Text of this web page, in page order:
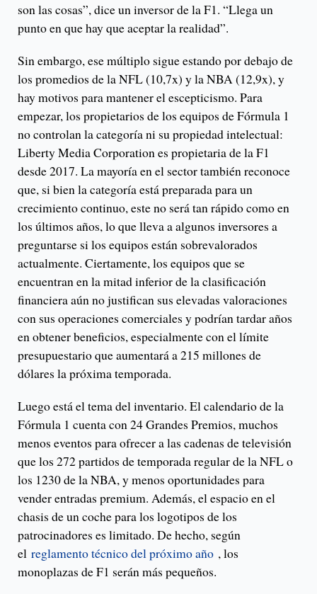
son las cosas”, dice un inversor de la F1. “Llega un
punto en que hay que aceptar la realidad”.
Sin embargo, ese múltiplo sigue estando por debajo de
los promedios de la NFL (10,7x) y la NBA (12,9x), y
hay motivos para mantener el escepticismo. Para
empezar, los propietarios de los equipos de Fórmula 1
no controlan la categoría ni su propiedad intelectual:
Liberty Media Corporation es propietaria de la F1
desde 2017. La mayoría en el sector también reconoce
que, si bien la categoría está preparada para un
crecimiento continuo, este no será tan rápido como en
los últimos años, lo que lleva a algunos inversores a
preguntarse si los equipos están sobrevalorados
actualmente. Ciertamente, los equipos que se
encuentran en la mitad inferior de la clasificación
financiera aún no justifican sus elevadas valoraciones
con sus operaciones comerciales y podrían tardar años
en obtener beneficios, especialmente con el límite
presupuestario que aumentará a 215 millones de
dólares la próxima temporada.
Luego está el tema del inventario. El calendario de la
Fórmula 1 cuenta con 24 Grandes Premios, muchos
menos eventos para ofrecer a las cadenas de televisión
que los 272 partidos de temporada regular de la NFL o
los 1230 de la NBA, y menos oportunidades para
vender entradas premium. Además, el espacio en el
chasis de un coche para los logotipos de los
patrocinadores es limitado. De hecho, según
el reglamento técnico del próximo año , los
monoplazas de F1 serán más pequeños.